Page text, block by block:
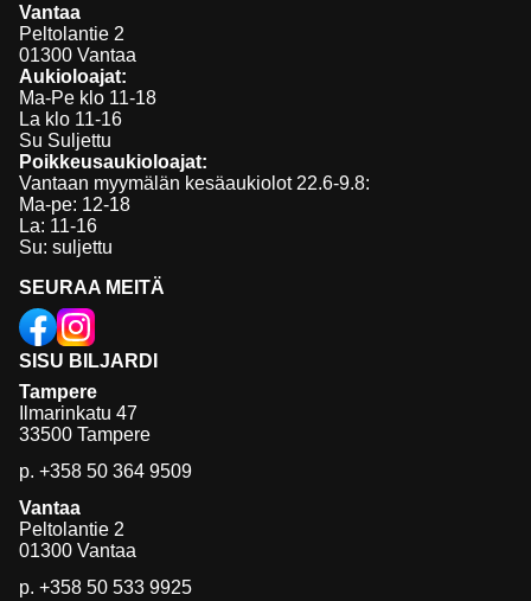
SISU BILJARDI
Tampere
Ilmarinkatu 47
33500 Tampere
p. +358 50 364 9509
Vantaa
Peltolantie 2
01300 Vantaa
p. +358 50 533 9925
SEURAA MEITÄ
Vantaa
Peltolantie 2
01300 Vantaa
Aukioloajat:
Ma-Pe klo 11-18
La klo 11-16
Su Suljettu
Poikkeusaukioloajat:
Vantaan myymälän kesäaukiolot 22.6-9.8:
Ma-pe: 12-18
La: 11-16
Su: suljettu